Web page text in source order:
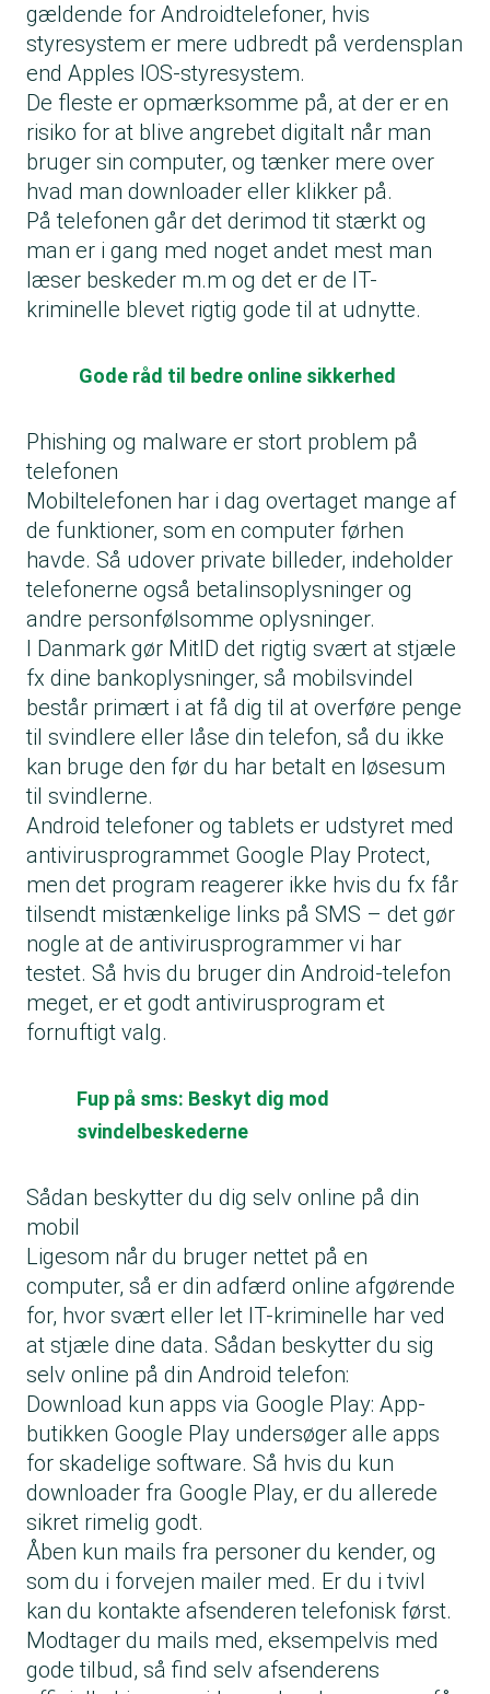
gældende for Androidtelefoner, hvis
styresystem er mere udbredt på verdensplan
end Apples IOS-styresystem.
De fleste er opmærksomme på, at der er en
risiko for at blive angrebet digitalt når man
bruger sin computer, og tænker mere over
hvad man downloader eller klikker på.
På telefonen går det derimod tit stærkt og
man er i gang med noget andet mest man
læser beskeder m.m og det er de IT-
kriminelle blevet rigtig gode til at udnytte.
Gode råd til bedre online sikkerhed
Phishing og malware er stort problem på
telefonen
Mobiltelefonen har i dag overtaget mange af
de funktioner, som en computer førhen
havde. Så udover private billeder, indeholder
telefonerne også betalinsoplysninger og
andre personfølsomme oplysninger.
I Danmark gør MitID det rigtig svært at stjæle
fx dine bankoplysninger, så mobilsvindel
består primært i at få dig til at overføre penge
til svindlere eller låse din telefon, så du ikke
kan bruge den før du har betalt en løsesum
til svindlerne.
Android telefoner og tablets er udstyret med
antivirusprogrammet Google Play Protect,
men det program reagerer ikke hvis du fx får
tilsendt mistænkelige links på SMS – det gør
nogle at de antivirusprogrammer vi har
testet. Så hvis du bruger din Android-telefon
meget, er et godt antivirusprogram et
fornuftigt valg.
Fup på sms: Beskyt dig mod
svindelbeskederne
Sådan beskytter du dig selv online på din
mobil
Ligesom når du bruger nettet på en
computer, så er din adfærd online afgørende
for, hvor svært eller let IT-kriminelle har ved
at stjæle dine data. Sådan beskytter du sig
selv online på din Android telefon:
Download kun apps via Google Play: App-
butikken Google Play undersøger alle apps
for skadelige software. Så hvis du kun
downloader fra Google Play, er du allerede
sikret rimelig godt.
Åben kun mails fra personer du kender, og
som du i forvejen mailer med. Er du i tvivl
kan du kontakte afsenderen telefonisk først.
Modtager du mails med, eksempelvis med
gode tilbud, så find selv afsenderens